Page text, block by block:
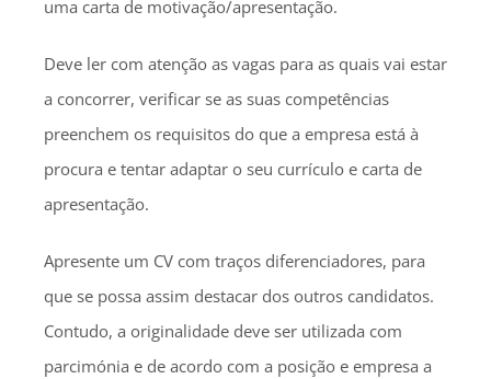
uma carta de motivação/apresentação.
Deve ler com atenção as vagas para as quais vai estar
a concorrer, verificar se as suas competências
preenchem os requisitos do que a empresa está à
procura e tentar adaptar o seu currículo e carta de
apresentação.
Apresente um CV com traços diferenciadores, para
que se possa assim destacar dos outros candidatos.
Contudo, a originalidade deve ser utilizada com
parcimónia e de acordo com a posição e empresa a